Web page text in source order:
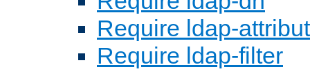
Require ldap-
Require ldap-filter